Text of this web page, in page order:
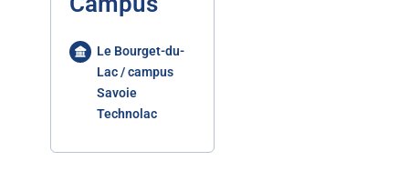
Le Bourget-du-
Lac / campus
Savoie
Technolac